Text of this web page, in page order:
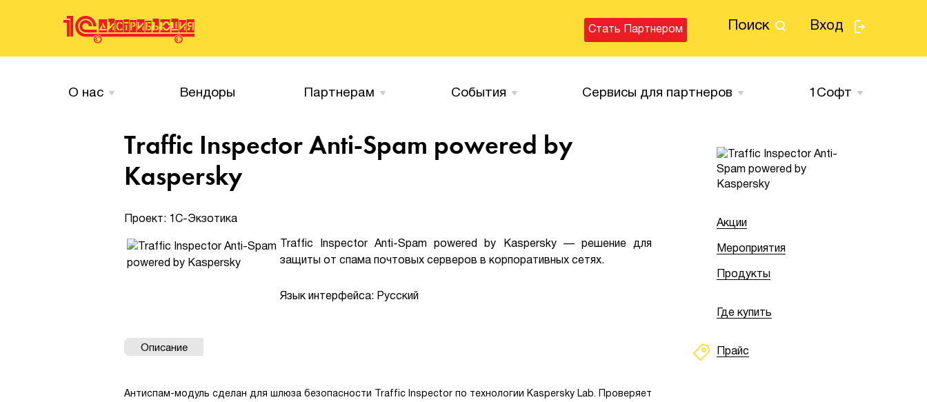
Поиск Вход
Стать Партнером
О нас Вендоры Партнерам События Сервисы для партнеров 1Cофт
Traffic Inspector Anti-Spam powered by
Kaspersky
Проект: 1С-Экзотика
Traffic Inspector Anti-Spam powered by Kaspersky — решение для
защиты от спама почтовых серверов в корпоративных сетях.
Язык интерфейса: Русский
Описание
Антиспам-модуль сделан для шлюза безопасности Traffic Inspector по технологии Kaspersky Lab. Проверяет
Акции
Мероприятия
Продукты
Где купить
Прайс